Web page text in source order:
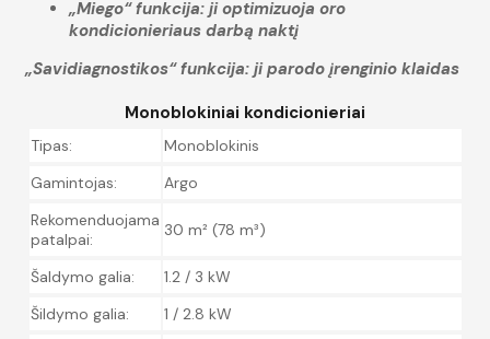
„Miego“ funkcija: ji optimizuoja oro
kondicionieriaus darbą naktį
„Savidiagnostikos“ funkcija: ji parodo įrenginio klaidas
Monoblokiniai kondicionieriai
Tipas:
Monoblokinis
Gamintojas:
Argo
Rekomenduojama
patalpai:
30 m² (78 m³)
Šaldymo galia:
1.2 / 3 kW
Šildymo galia:
1 / 2.8 kW